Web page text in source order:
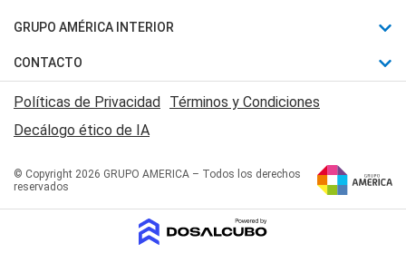
Judiciales
Economia
Motores
Trucos caseros
Series y Películas
Edictos y Solicitadas
Fútbol
Mundial
Automovilismo
Rugby
Básquet
GRUPO AMÉRICA INTERIOR
Canal 7 en Vivo
San Juan 8
CONTACTO
Acerca de Nosotros
Contactanos
Políticas de Privacidad Términos y Condiciones
Decálogo ético de IA
© Copyright 2026 GRUPO AMERICA – Todos los derechos
reservados